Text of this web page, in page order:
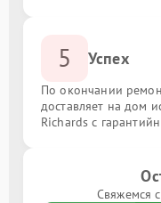
5 Успех
По окончании
доставляет на дом
Richards с
Свяжемся